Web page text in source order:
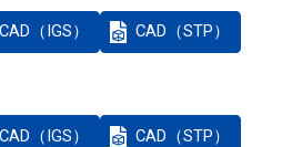
CAD（IGS） CAD（STP）
CAD（IGS） CAD（STP）